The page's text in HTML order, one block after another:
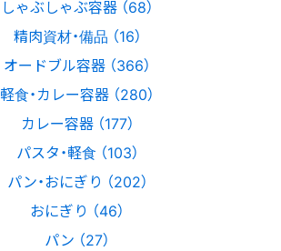
しゃぶしゃぶ容器 （68）
精肉資材・備品 （16）
オードブル容器 （366）
軽食・カレー容器 （280）
カレー容器 （177）
パスタ・軽食 （103）
パン・おにぎり （202）
おにぎり （46）
パン （27）